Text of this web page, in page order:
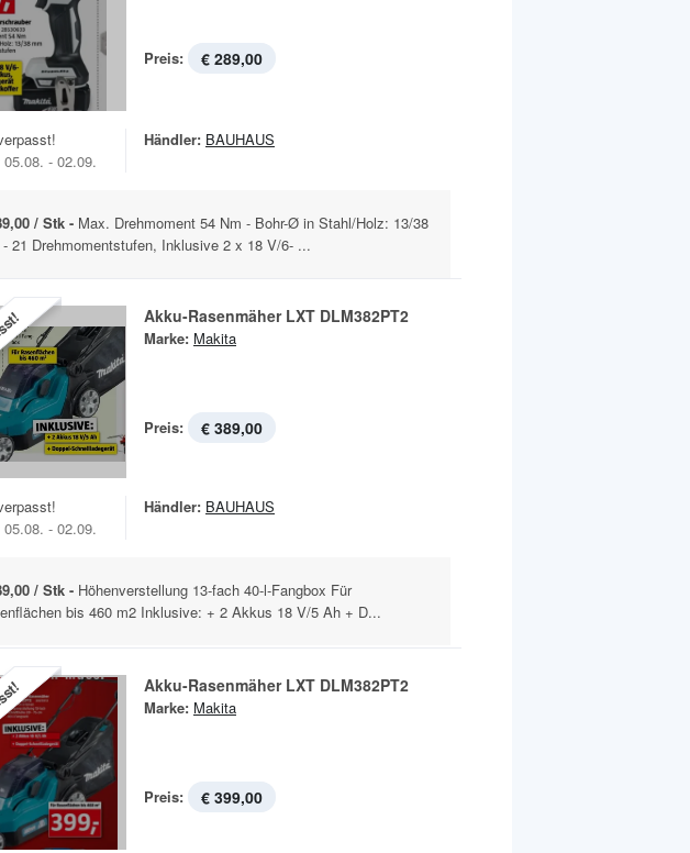
Preis: € 289,00
05.08. - 02.09.
Händler: BAUHAUS
/ Stk - Max. Drehmoment 54 Nm - Bohr-Ø in Stahl/Holz: 13/38
- 21 Drehmomentstufen, Inklusive 2 x 18 V/6- ...
Akku-Rasenmäher LXT DLM382PT2
Marke: Makita
Preis: € 389,00
05.08. - 02.09.
Händler: BAUHAUS
/ Stk - Höhenverstellung 13-fach 40-l-Fangbox Für
bis 460 m2 Inklusive: + 2 Akkus 18 V/5 Ah + D...
Akku-Rasenmäher LXT DLM382PT2
Marke: Makita
Preis: € 399,00